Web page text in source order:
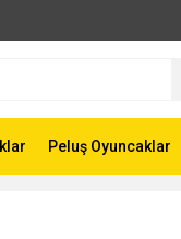
Peluş Oyuncaklar